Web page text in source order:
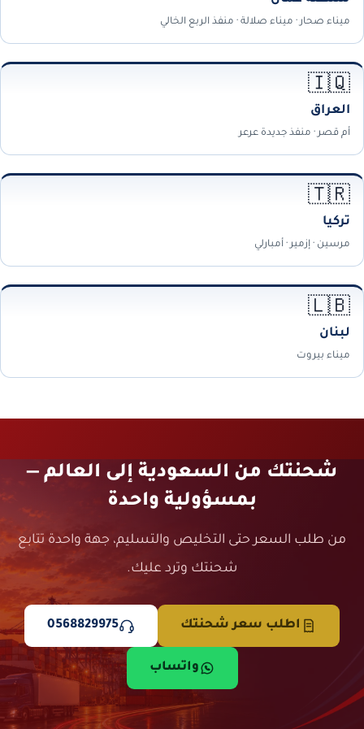
ميناء صحار · ميناء صلالة · منفذ الربع الخالي
🇮🇶
العراق
أم قصر · منفذ جديدة عرعر
🇹🇷
تركيا
مرسين · إزمير · أمبارلي
🇱🇧
لبنان
ميناء بيروت
شحنتك من السعودية إلى العالم —
بمسؤولية واحدة
من طلب السعر حتى التخليص والتسليم، جهة واحدة تتابع
شحنتك وترد عليك.
اطلب سعر شحنتك 0568829975
واتساب